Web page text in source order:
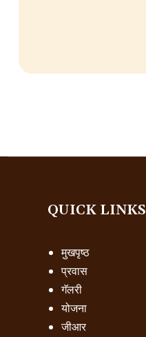
QUICK LINKS
मुखपृष्ठ
प्रवास
गॅलरी
योजना
जीआर